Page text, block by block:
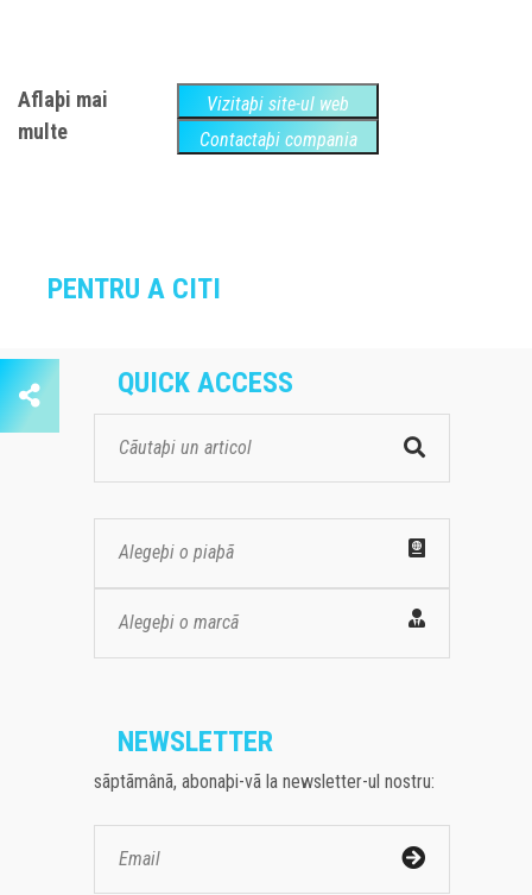
Aflaþi mai
multe
Vizitaþi site-ul web
Contactaþi compania
PENTRU A CITI
QUICK ACCESS
Alegeþi o piaþã
Alegeþi o marcã
NEWSLETTER
sãptãmânã, abonaþi-vã la newsletter-ul nostru: